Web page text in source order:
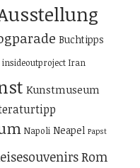
Buchtipps
insideoutproject Iran
Kunstmuseum
Napoli Neapel Papst
Rom